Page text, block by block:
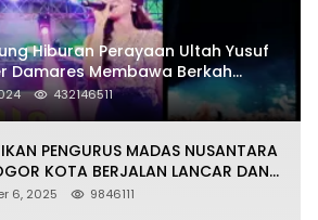
Hiburan Perayaan Ultah Yusuf
Damares Membawa Berkah
Kejapanan
432146511
PENGURUS MADAS NUSANTARA
KOTA BERJALAN LANCAR DAN
6, 2025 9846111